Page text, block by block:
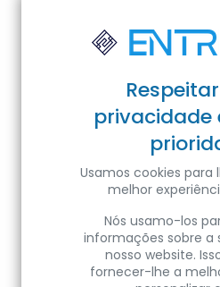
privacidade
Usamos cookies
melhor
Nós usamo-los
informações sobre a
nosso website.
fornecer-lhe a